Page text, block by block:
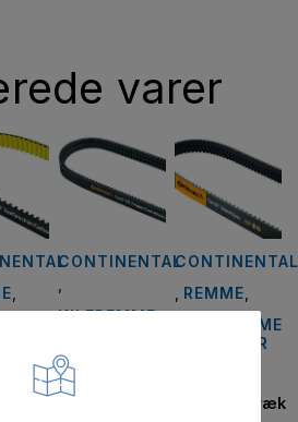
varer
CONTINENTAL
KILEREMME
,REMME
Kraftbånd
CONTINENTAL
REMME
TANDREMME
OG SKIVER
tandremstræk